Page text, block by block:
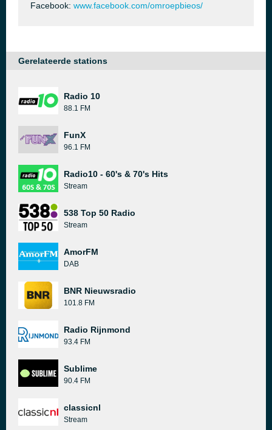
Facebook: www.facebook.com/omroepbieos/
Gerelateerde stations
Radio 10
88.1 FM
FunX
96.1 FM
Radio10 - 60's & 70's Hits
Stream
538 Top 50 Radio
Stream
AmorFM
DAB
BNR Nieuwsradio
101.8 FM
Radio Rijnmond
93.4 FM
Sublime
90.4 FM
classicnl
Stream